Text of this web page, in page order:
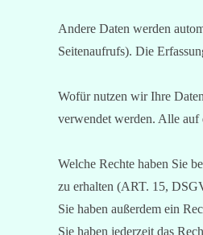
Andere Daten werden
Seitenaufrufs). Die
Wofür nutzen wir Ihre
verwendet werden. Alle auf
Welche Rechte haben Sie
zu erhalten (ART. 15,
Sie haben außerdem ein
Sie haben jederzeit das